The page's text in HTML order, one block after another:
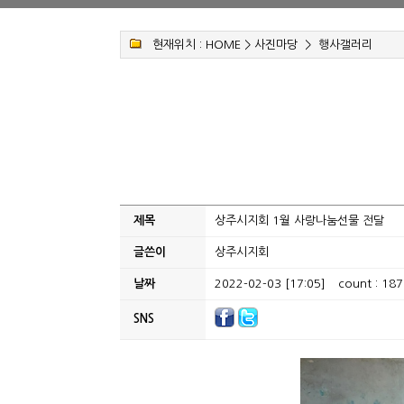
현재위치 : HOME > 사진마당> 행사갤러리
제목 상주시지회 1월 사랑나눔선물 전달
글쓴이 상주시지회
날짜 2022-02-03 [17:05] count :
SNS